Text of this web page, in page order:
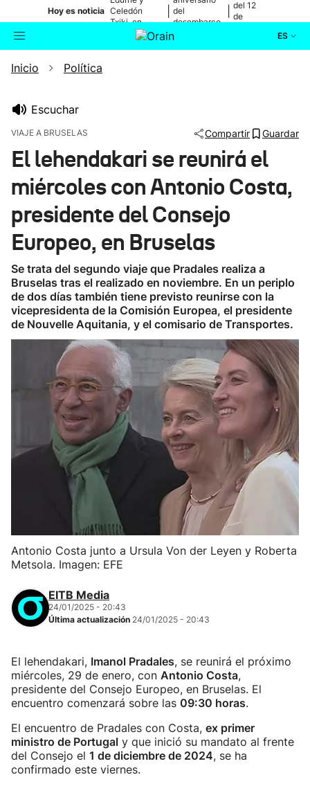
Hoy es noticia Celedón
Txiki, en
directo
del
desembarco
de Elkano
del 12
de
ES
Buscador
Ikusmiran
Eguraldia
Inicio Política
Escuchar
VIAJE A BRUSELAS Compartir Guardar
El lehendakari se reunirá el
miércoles con Antonio Costa,
presidente del Consejo
Europeo, en Bruselas
Se trata del segundo viaje que Pradales realiza a
Bruselas tras el realizado en noviembre. En un periplo
de dos días también tiene previsto reunirse con la
vicepresidenta de la Comisión Europea, el presidente
de Nouvelle Aquitania, y el comisario de Transportes.
Antonio Costa junto a Ursula Von der Leyen y Roberta
Metsola. Imagen: EFE
EITB Media
24/01/2025 - 20:43
Última actualización 24/01/2025 - 20:43
El lehendakari, Imanol Pradales, se reunirá el próximo
miércoles, 29 de enero, con Antonio Costa,
presidente del Consejo Europeo, en Bruselas. El
encuentro comenzará sobre las 09:30 horas.
El encuentro de Pradales con Costa, ex primer
ministro de Portugal y que inició su mandato al frente
del Consejo el 1 de diciembre de 2024, se ha
confirmado este viernes.